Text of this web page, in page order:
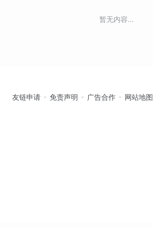
暂无内容...
友链申请 免责声明 广告合作 网站地图